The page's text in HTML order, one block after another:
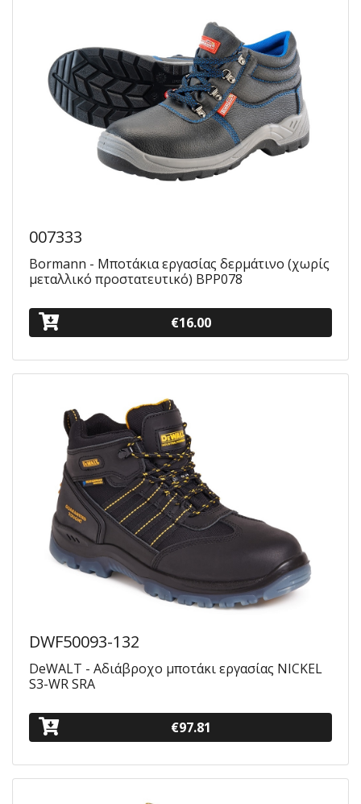
007333
Bormann - Μποτάκια εργασίας δερμάτινο (χωρίς
μεταλλικό προστατευτικό) BPP078
€16.00
DWF50093-132
DeWALT - Αδιάβροχο μποτάκι εργασίας NICKEL
S3-WR SRA
€97.81